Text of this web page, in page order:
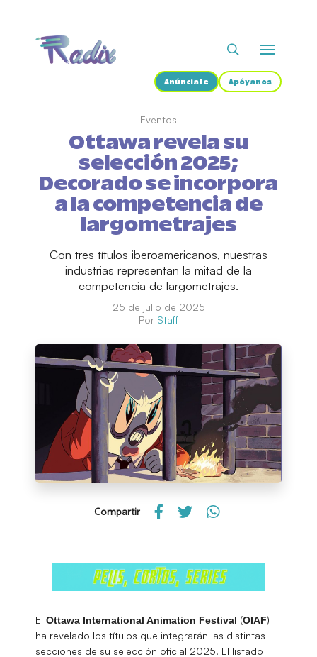
Anúnciate Apóyanos
Eventos
Ottawa revela su
selección 2025;
Decorado se incorpora
a la competencia de
largometrajes
Con tres títulos iberoamericanos, nuestras
industrias representan la mitad de la
competencia de largometrajes.
25 de julio de 2025
Por Staff
Compartir
El Ottawa International Animation Festival (OIAF)
ha revelado los títulos que integrarán las distintas
secciones de su selección oficial 2025. El listado